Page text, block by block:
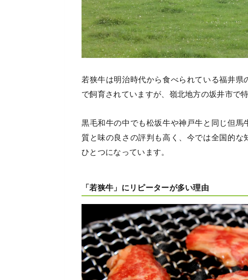
若狭牛は明治時代から食べられている福井
で飼育されていますが、嶺北地方の坂井市で
黒毛和牛の中でも松坂牛や神戸牛と同じ但
質と味の良さの評判も高く、今では全国的
ひとつになっています。
「若狭牛」にリピーターが多い理由